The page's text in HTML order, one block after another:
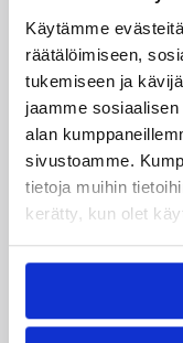
Käytämme
räätälöimiseen,
tukemiseen ja
jaamme
alan
sivustoamme.
tietoja muihin
kerätty, kun olet
Maaottelu
Liettuasta